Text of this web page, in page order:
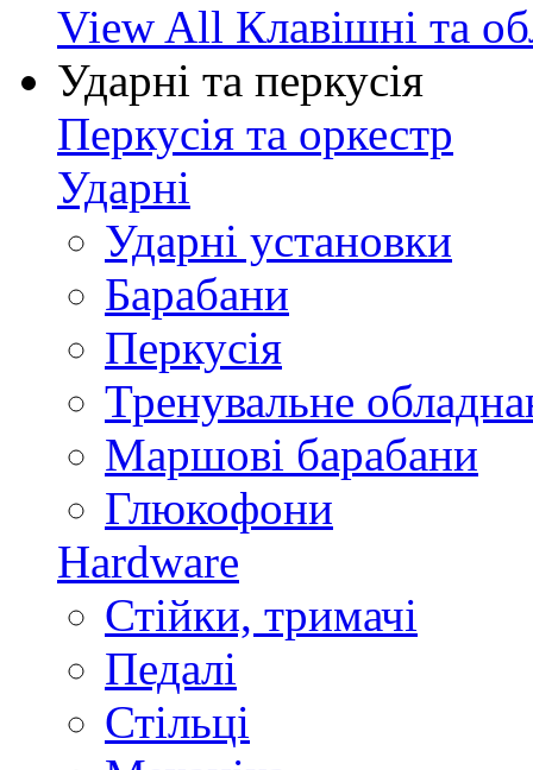
View All Клавішні та
Ударні та перкусія
Перкусія та оркестр
Ударні
Ударні установки
Барабани
Перкусія
Тренувальне
Маршові барабани
Глюкофони
Hardware
Стійки, тримачі
Педалі
Стільці